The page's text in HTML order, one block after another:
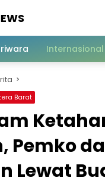
Internasional
Barat
Pemko
Lewat